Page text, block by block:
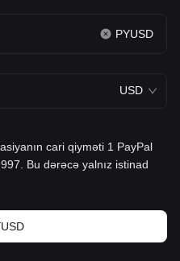
PYUSD
USD
cari qiyməti 1 PayPal
Bu dərəcə yalnız istinad